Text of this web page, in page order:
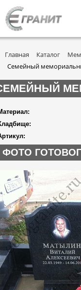
Главная Каталог
Семейный
ФОТО